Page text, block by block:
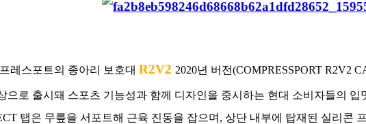
레스포트의 종아리 보호대 R2V2 2020년 버전(COMPRESSPORT R2V2
으로 출시돼 스포츠 기능성과 함께 디자인을 중시하는 현대 소비자들의 입
탭은 무릎을 서포트해 근육 진동을 잡으며, 상단 내부에 탑재된 실리